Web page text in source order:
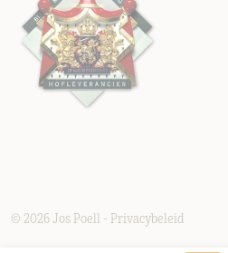
© 2026Jos Poell - Privacybeleid